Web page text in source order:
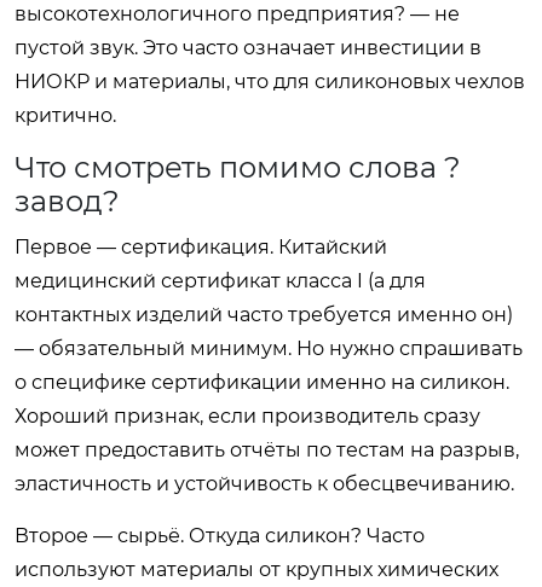
высокотехнологичного предприятия? — не
пустой звук. Это часто означает инвестиции в
НИОКР и материалы, что для силиконовых чехлов
критично.
Что смотреть помимо слова ?
завод?
Первое — сертификация. Китайский
медицинский сертификат класса I (а для
контактных изделий часто требуется именно он)
— обязательный минимум. Но нужно спрашивать
о специфике сертификации именно на силикон.
Хороший признак, если производитель сразу
может предоставить отчёты по тестам на разрыв,
эластичность и устойчивость к обесцвечиванию.
Второе — сырьё. Откуда силикон? Часто
используют материалы от крупных химических